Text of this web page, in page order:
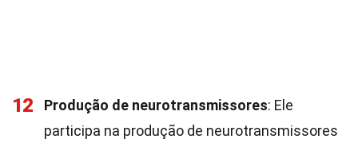
12 Produção de neurotransmissores: Ele
participa na produção de neurotransmissores